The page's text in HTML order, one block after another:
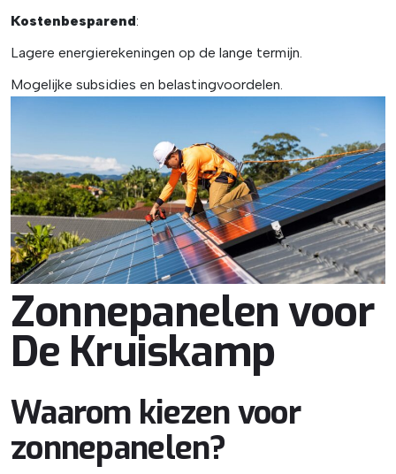
Kostenbesparend:
Lagere energierekeningen op de lange termijn.
Mogelijke subsidies en belastingvoordelen.
Zonnepanelen voor
De Kruiskamp
Waarom kiezen voor
zonnepanelen?